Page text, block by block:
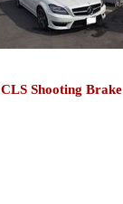
CLS Shooting Brake